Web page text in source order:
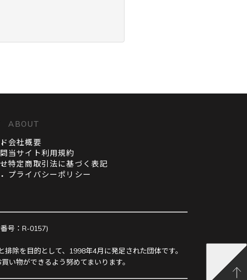
ABOUT
会社概要
当サイト利用規約
特定商取引法に基づく表記
プライバシーポリシー
号：R-0157)
除を目的として、1998年4月に発足された団体です。
い物ができるよう努めてまいります。